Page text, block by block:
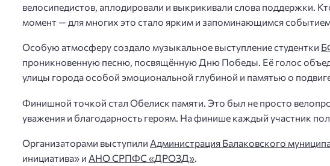
велосипедистов, аплодировали и выкрикивали слова поддержки.
момент — для многих это стало ярким и запоминающимся
Особую атмосферу создало музыкальное выступление студентки
проникновенную песню, посвящённую Дню Победы. Её голос
улицы города особой эмоциональной глубиной и памятью о
Финишной точкой стал Обелиск памяти. Это был не просто
уважения и благодарность героям. На финише каждый участник
Организаторами выступили Администрация Балаковского
инициатива» и АНО СРПФС «ДРОЗД».